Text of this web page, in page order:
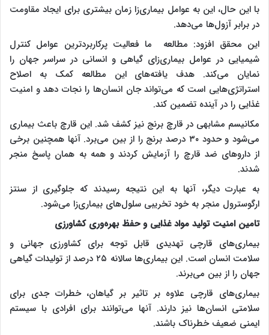
با این حال، این به عوامل بیماری‌زا زمان بیشتری برای ایجاد مقاومت
در برابر آزول‌ها می‌دهد.
این محقق افزود: مطالعه ما فعالیت پرکاربردترین عوامل کنترل
شیمیایی در عوامل بیماری‌زای گیاهی و انسانی در سراسر جهان را
نمایان می‌کند. هدف یافته‌های این مطالعه کمک به اصلاح
استراتژی‌هایی است که می‌تواند جان انسان‌ها را نجات دهد و امنیت
غذایی را در آینده تضمین کند.
مکانیسم مشابهی در قارچ برنج نیز کشف شد. این قارچ باعث بیماری
می‌شود و حدود ۳۰ درصد برنج را از بین می‌برد. آنها همچنین برخی
از داروهای ضد قارچ را آزمایش کردند و همه به همان پاسخ منجر
شدند.
به عبارت دیگر، آنها به این نتیجه رسیدند که جلوگیری از سنتز
ارگوسترول منجر به خود تخریبی سلول‌های بیماری‌زا می‌شود.
تامین امنیت تولید مواد غذایی و حفظ بهره‌وری کشاورزی
بیماری‌های قارچی تهدیدی قابل توجه برای کشاورزی جهانی و
سلامت انسان است. این بیماری‌ها سالانه ۲۵ درصد از تولیدات گیاهی
جهان را از بین می‌برند.
بیماری‌های قارچی علاوه بر تاثیر بر گیاهان، خطرات جدی برای
سلامتی انسان‌ها نیز دارند. آنها می‌توانند برای افرادی با سیستم
ایمنی ضعیف خطرناک باشند.